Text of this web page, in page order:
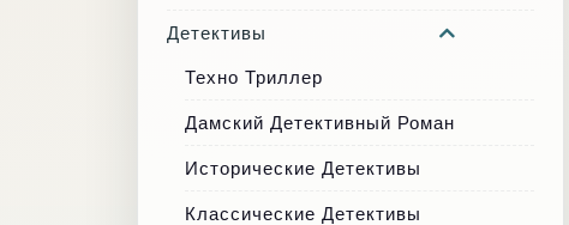
Детективы
Техно Триллер
Дамский Детективный Роман
Исторические Детективы
Классические Детективы